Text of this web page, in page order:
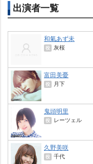
出演者一覧
和氣あず未
役 灰桜
富田美憂
役 月下
鬼頭明里
役 レーツェル
久野美咲
役 千代